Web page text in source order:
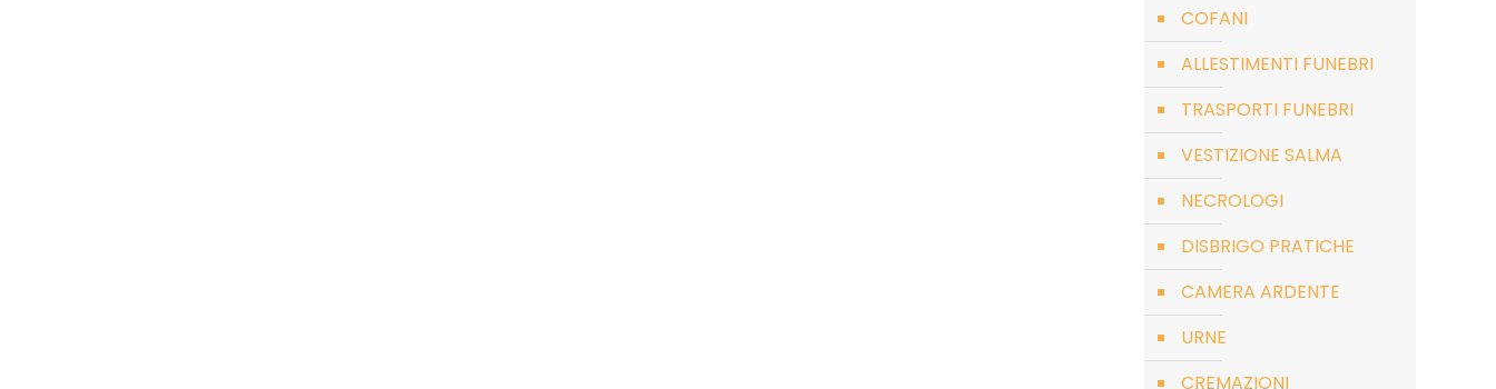
COFANI
ALLESTIMENTI FUNEBRI
TRASPORTI FUNEBRI
VESTIZIONE SALMA
NECROLOGI
DISBRIGO PRATICHE
CAMERA ARDENTE
URNE
CREMAZIONI